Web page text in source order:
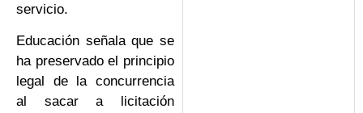
servicio.
Educación señala que se
ha preservado el principio
legal de la concurrencia
al sacar a licitación